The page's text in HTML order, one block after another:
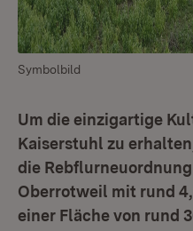
Symbolbild
Um die einzigartige
Kaiserstuhl zu
die
Oberrotweil mit rund
einer Fläche von rund